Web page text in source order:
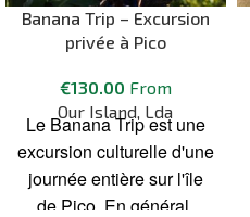
Banana Trip – Excursion
privée à Pico
€130.00 From
Our Island, Lda
Le Banana Trip est une
excursion culturelle d'une
journée entière sur l'île
de Pico. En général,